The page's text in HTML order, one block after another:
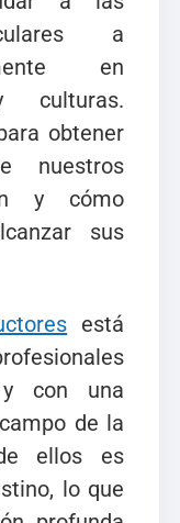
a
en
culturas.
obtener
nuestros
y cómo
sus
está
y con una
de la
ellos es
lo que